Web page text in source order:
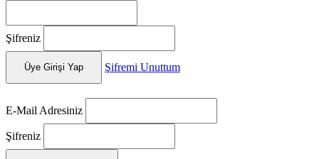
Şifreniz
Üye Girişi Yap Şifremi Unuttum
E-Mail Adresiniz
Şifreniz